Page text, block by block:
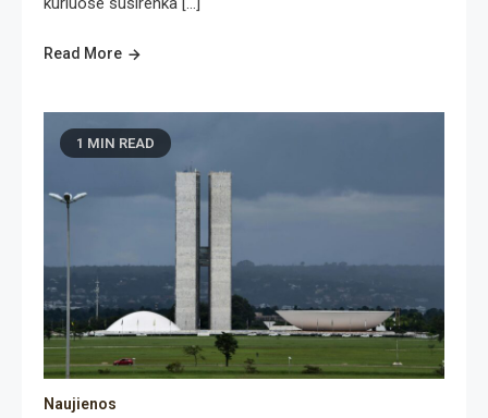
Read More
1 MIN READ
Naujienos